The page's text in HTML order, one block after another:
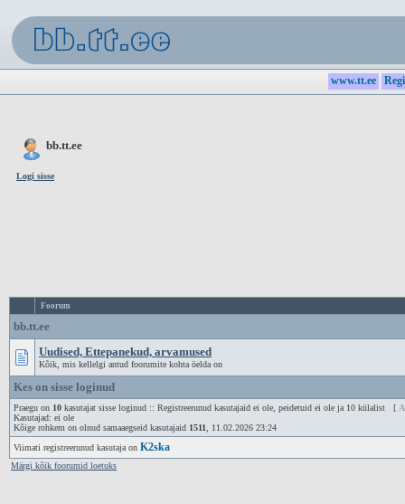
www.tt.ee
bb.tt.ee
Logi sisse
Foorum
bb.tt.ee
Uudised, Ettepanekud, arvamused
Kõik, mis kellelgi antud foorumite kohta öelda on
Kes on sisse loginud
Praegu on 10 kasutajat sisse loginud :: Registreerunud kasutajaid ei ole, peidetuid ei ole ja 10 külalist [
Kasutajad: ei ole
Kõige rohkem on olnud samaaegseid kasutajaid 1511 , 11.02.2026 23:24
Viimati registreerunud kasutaja on K2ska
Märgi kõik foorumid loetuks